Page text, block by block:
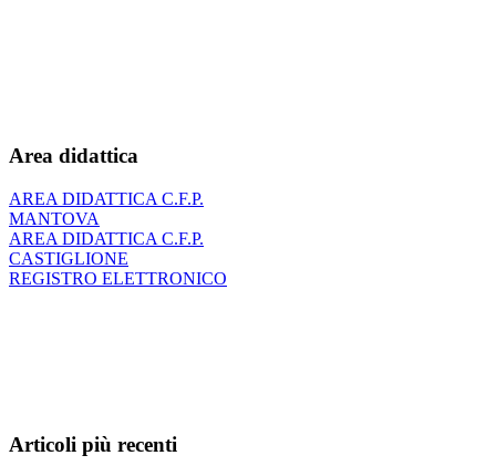
Area didattica
AREA DIDATTICA C.F.P.
MANTOVA
AREA DIDATTICA C.F.P.
CASTIGLIONE
REGISTRO ELETTRONICO
Articoli più recenti